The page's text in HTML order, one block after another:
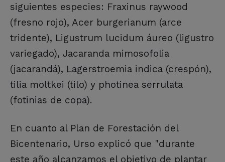
siguientes especies: Fraxinus raywood
(fresno rojo), Acer burgerianum (arce
tridente), Ligustrum lucidum áureo (ligustro
variegado), Jacaranda mimosofolia
(jacarandá), Lagerstroemia indica (crespón),
tilia moltkei (tilo) y photinea serrulata
(fotinias de copa).
En cuanto al Plan de Forestación del
Bicentenario, Urso explicó que "durante
este año alcanzamos el objetivo de plantar